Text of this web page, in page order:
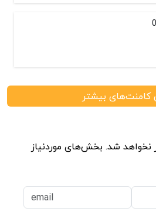
کامنت‌های بیشتر
نخواهد شد. بخش‌های موردنیاز